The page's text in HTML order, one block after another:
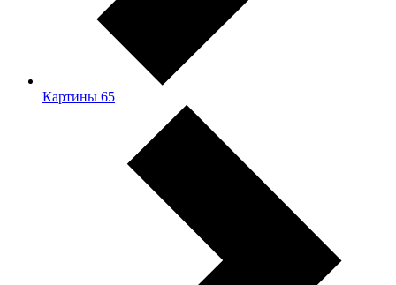
Картины 65